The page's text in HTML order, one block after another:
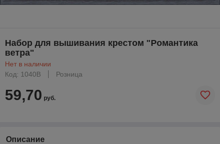
Набор для вышивания крестом "Романтика
ветра"
Нет в наличии
Код: 1040В
Розница
59,70 руб.
Описание